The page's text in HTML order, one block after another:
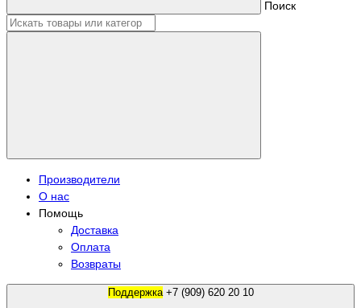
Поиск
Производители
О нас
Помощь
Доставка
Оплата
Возвраты
Поддержка +7 (909) 620 20 10